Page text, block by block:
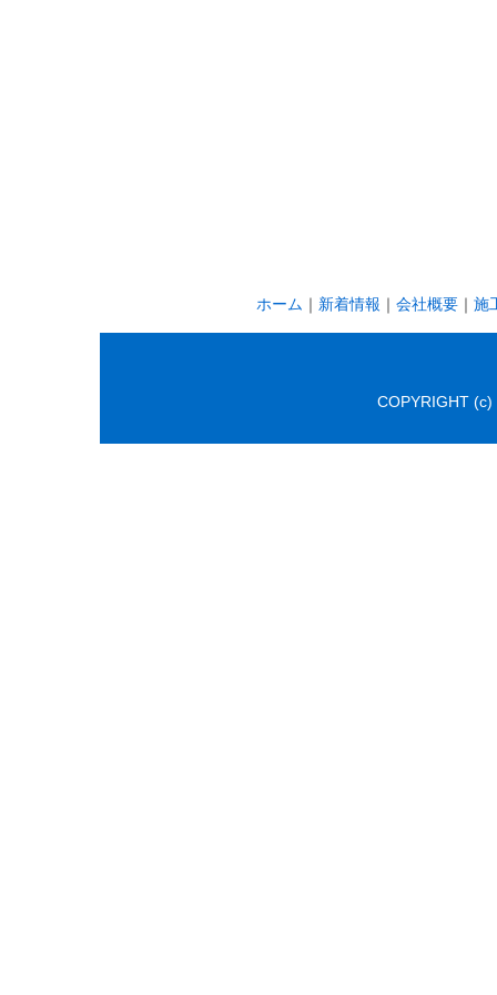
ホーム ｜ 新着情報 ｜ 会社概要 ｜ 施
COPYRIGHT (c)